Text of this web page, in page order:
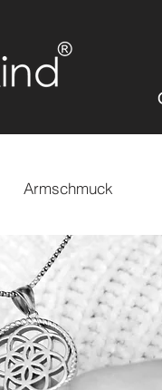
Armschmuck